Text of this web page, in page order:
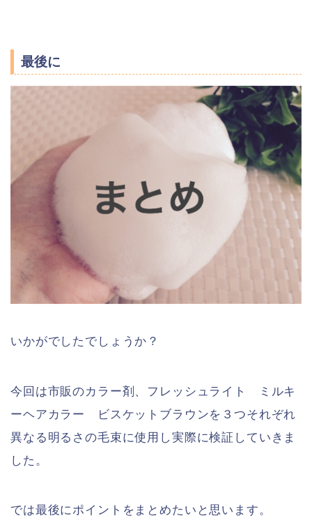
最後に
いかがでしたでしょうか？
今回は市販のカラー剤、フレッシュライト ミルキ
ーヘアカラー ビスケットブラウンを３つそれぞれ
異なる明るさの毛束に使用し実際に検証していきま
した。
では最後にポイントをまとめたいと思います。